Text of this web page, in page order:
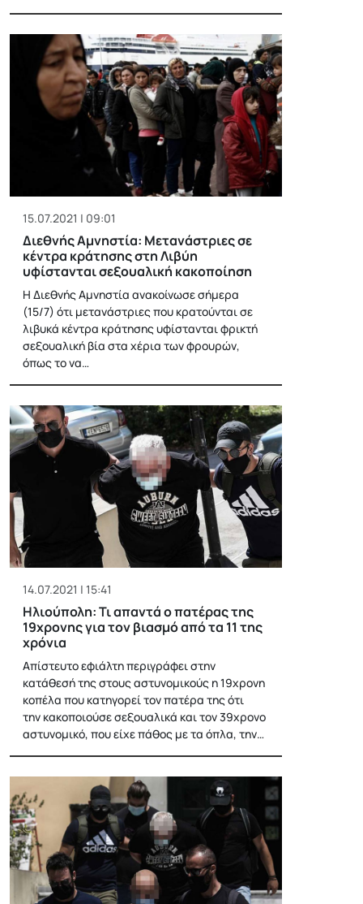
15.07.2021 | 09:01
Διεθνής Αμνηστία: Μετανάστριες σε
κέντρα κράτησης στη Λιβύη
υφίστανται σεξουαλική κακοποίηση
Η Διεθνής Αμνηστία ανακοίνωσε σήμερα
(15/7) ότι μετανάστριες που κρατούνται σε
λιβυκά κέντρα κράτησης υφίστανται φρικτή
σεξουαλική βία στα χέρια των φρουρών,
όπως το να…
14.07.2021 | 15:41
Ηλιούπολη: Τι απαντά ο πατέρας της
19χρονης για τον βιασμό από τα 11 της
χρόνια
Απίστευτο εφιάλτη περιγράφει στην
κατάθεσή της στους αστυνομικούς η 19χρονη
κοπέλα που κατηγορεί τον πατέρα της ότι
την κακοποιούσε σεξουαλικά και τον 39χρονο
αστυνομικό, που είχε πάθος με τα όπλα, την…